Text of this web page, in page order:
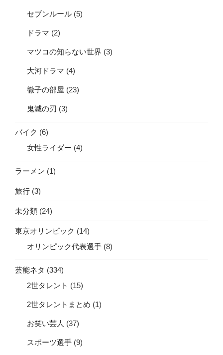
セブンルール (5)
ドラマ (2)
マツコの知らない世界 (3)
大河ドラマ (4)
徹子の部屋 (23)
鬼滅の刃 (3)
バイク (6)
女性ライダー (4)
ラーメン (1)
旅行 (3)
未分類 (24)
東京オリンピック (14)
オリンピック代表選手 (8)
芸能ネタ (334)
2世タレント (15)
2世タレントまとめ (1)
お笑い芸人 (37)
スポーツ選手 (9)